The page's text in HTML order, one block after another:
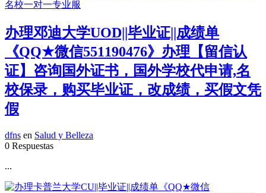
办理邓迪大学UOD||毕业证||成绩单
《QQ★微信551190476》办理【留信认
证】咨询国外证书，国外学校代申请,名
校保录，购买毕业证，改成绩，买假文凭
假
dfns en Salud y Belleza
0 Respuestas
...